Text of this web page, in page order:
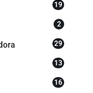
19
2
29
13
16